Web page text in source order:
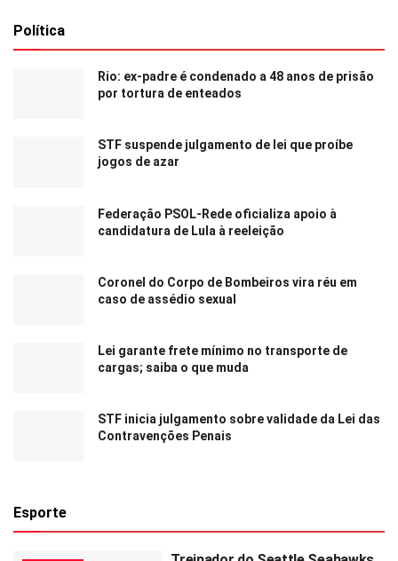
Política
Rio: ex-padre é condenado a 48 anos de prisão
por tortura de enteados
STF suspende julgamento de lei que proíbe
jogos de azar
Federação PSOL-Rede oficializa apoio à
candidatura de Lula à reeleição
Coronel do Corpo de Bombeiros vira réu em
caso de assédio sexual
Lei garante frete mínimo no transporte de
cargas; saiba o que muda
STF inicia julgamento sobre validade da Lei das
Contravenções Penais
Esporte